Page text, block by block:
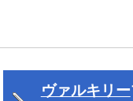
ヴァルキリー